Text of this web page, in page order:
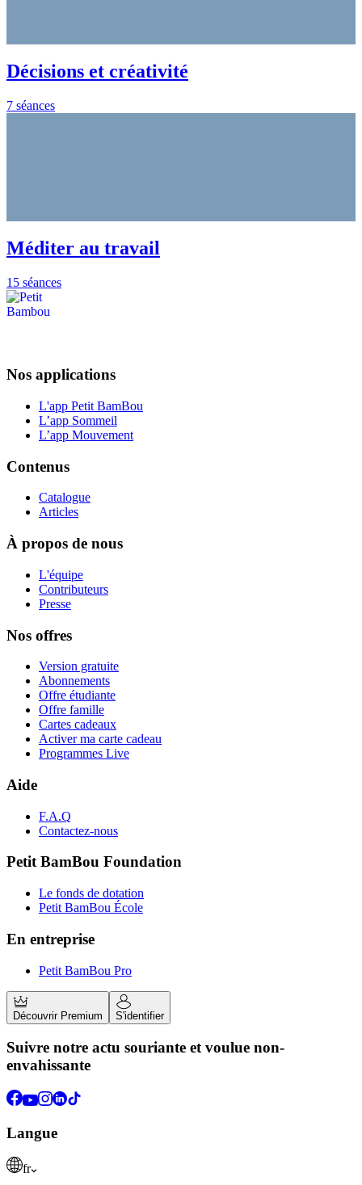
Décisions et créativité
7 séances
Méditer au travail
15 séances
Nos applications
L'app Petit BamBou
L’app Sommeil
L’app Mouvement
Contenus
Catalogue
Articles
À propos de nous
L'équipe
Contributeurs
Presse
Nos offres
Version gratuite
Abonnements
Offre étudiante
Offre famille
Cartes cadeaux
Activer ma carte cadeau
Programmes Live
Aide
F.A.Q
Contactez-nous
Petit BamBou Foundation
Le fonds de dotation
Petit BamBou École
En entreprise
Petit BamBou Pro
Découvrir Premium S'identifier
Suivre notre actu souriante et voulue non-
envahissante
Langue
fr